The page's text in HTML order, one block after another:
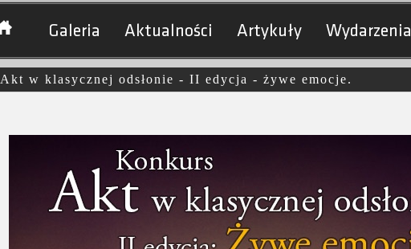
Galeria Aktualności Artykuły Wydarzenia
Akt w klasycznej odsłonie - II edycja - żywe emocje.